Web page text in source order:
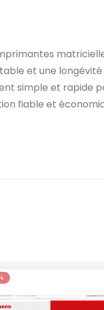
et une longévité
simple et rapide
fiable et